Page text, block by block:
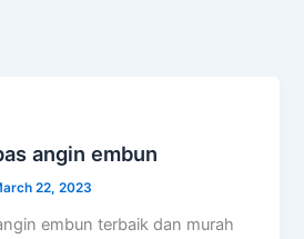
angin embun
22, 2023
embun terbaik dan murah